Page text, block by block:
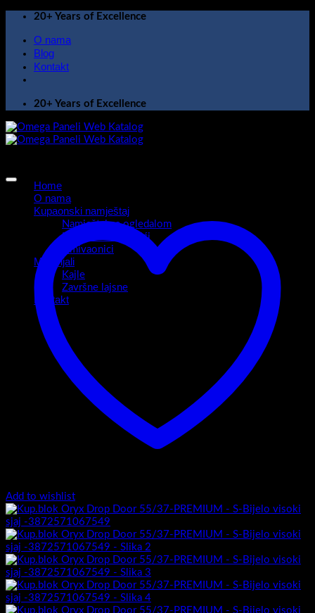
Skip
content
20+ Years of Excellence
O nama
Blog
Kontakt
20+ Years of Excellence
Home
O nama
Kupaonski namještaj
Namještaj sa ogledalom
Kupaonski ormarići
Umivaonici
Materijali
Kajle
Završne lajsne
Kontakt
Add to wishlist